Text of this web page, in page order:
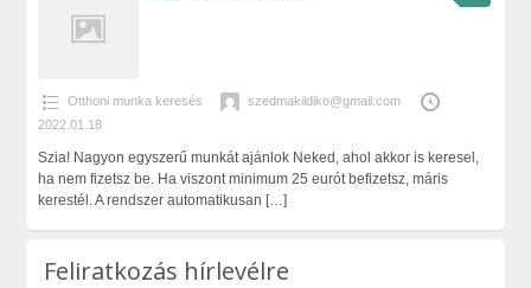
Otthoni munka keresés
szedmakildiko@gmail.com
2022.01.18
Szia! Nagyon egyszerű munkát ajánlok Neked, ahol akkor is keresel,
ha nem fizetsz be. Ha viszont minimum 25 eurót befizetsz, máris
kerestél. A rendszer automatikusan […]
Feliratkozás hírlevélre